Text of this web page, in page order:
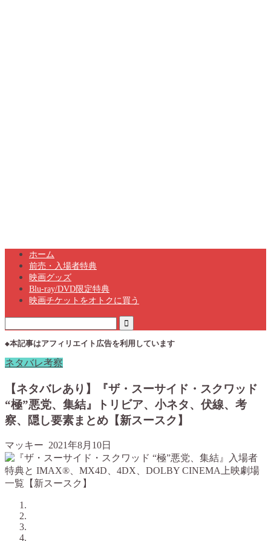
ホーム
前売・入場者特典
映画グッズ
Blu-ray/DVD限定特典
映画チケットをオトクに買う
◆本記事はアフィリエイト広告を利用しています
ネタバレ考察
【ネタバレあり】『ザ・スーサイド・スクワッド
“極”悪党、集結』トリビア、小ネタ、伏線、考
察、隠し要素まとめ【新スースク】
マッキー 2021年8月10日